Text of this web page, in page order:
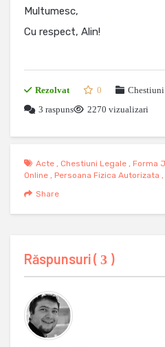
Multumesc,
Cu respect, Alin!
Rezolvat 0
3 raspuns
2270 vizualizari
Acte , Chestiuni Legale , Forma
Online , Persoana Fizica Autorizata ,
Share
Răspunsuri ( 3 )